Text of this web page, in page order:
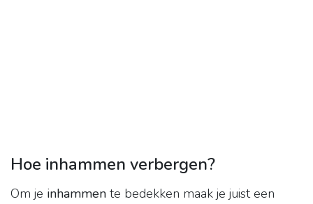
Hoe inhammen verbergen?
Om je inhammen te bedekken maak je juist een